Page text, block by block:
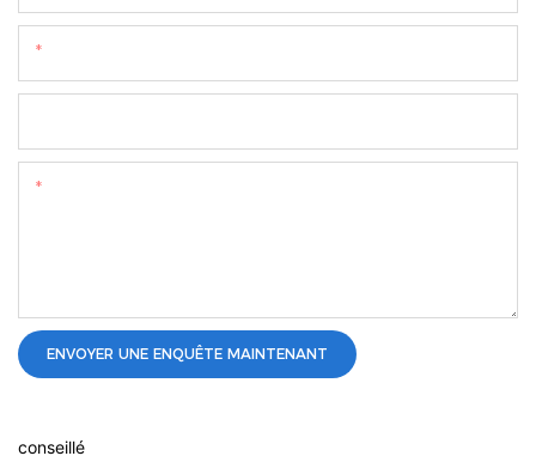
ENVOYER UNE ENQUÊTE MAINTENANT
conseillé